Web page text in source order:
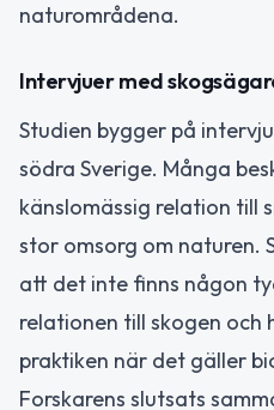
naturområdena.
Intervjuer med
Studien bygger på
södra Sverige. Många
känslomässig relation till
stor omsorg om
att det inte finns någon
relationen till skogen och
praktiken när det gäller
Forskarens slutsats